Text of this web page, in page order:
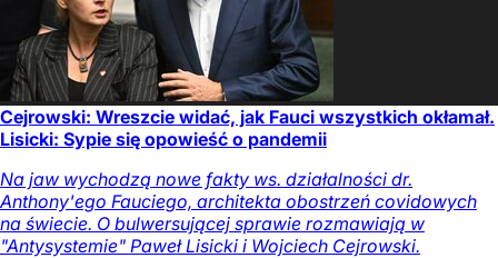
Cejrowski: Wreszcie widać, jak Fauci wszystkich okłamał.
Lisicki: Sypie się opowieść o pandemii
Na jaw wychodzą nowe fakty ws. działalności dr.
Anthony'ego Fauciego, architekta obostrzeń covidowych
na świecie. O bulwersującej sprawie rozmawiają w
"Antysystemie" Paweł Lisicki i Wojciech Cejrowski.